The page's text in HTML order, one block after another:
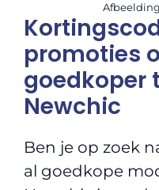
promoties
goedkoper
Newchic
Ben je op zoek
al goedkope